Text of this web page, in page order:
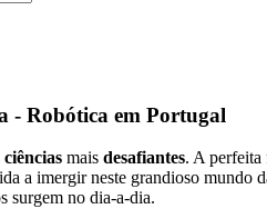
- Robótica em Portugal
ciências mais desafiantes. A perfeita
a imergir neste grandioso mundo
surgem no dia-a-dia.